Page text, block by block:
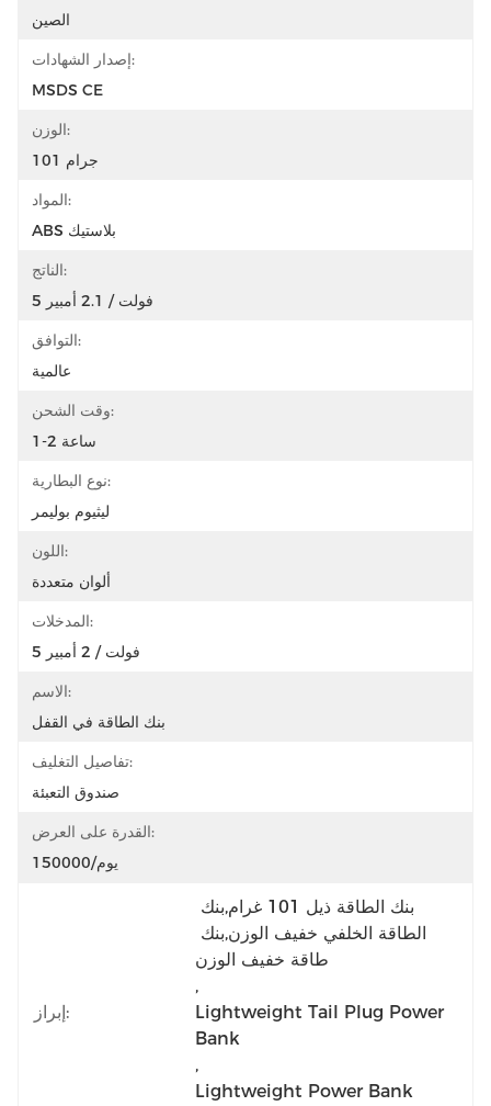
الصين
إصدار الشهادات:
MSDS CE
الوزن:
101 جرام
المواد:
ABS بلاستيك
الناتج:
5 فولت / 2.1 أمبير
التوافق:
عالمية
وقت الشحن:
1-2 ساعة
نوع البطارية:
ليثيوم بوليمر
اللون:
ألوان متعددة
المدخلات:
5 فولت / 2 أمبير
الاسم:
بنك الطاقة في القفل
تفاصيل التغليف:
صندوق التعبئة
القدرة على العرض:
150000/يوم
إبراز:
طاقة خفيف الوزن
,
Lightweight Tail Plug Power
Bank
,
Lightweight Power Bank